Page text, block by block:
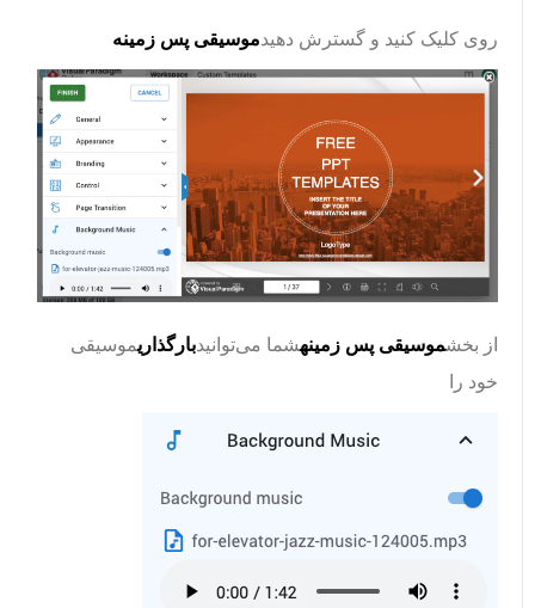
روی کلیک کنید و گسترش دهیدموسیقی پس زمینه
از بخشموسیقی پس زمینهشما می‌توانیدبارگذاریموسیقی
خود را